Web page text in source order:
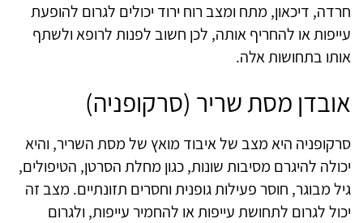
חרדה, דיכאון, מתח ומצב רוח ירוד יכולים לגרום להופעת
עייפות או להחריף אותה, לכן חשוב לפנות לרופא ולשתף
אותו בתחושות אלה.
אובדן מסת שריר (סרקופניה)
סרקופניה היא מצב של איבוד מואץ של מסת השריר, והיא
יכולה להיגרם מסיבות שונות, כגון מחלת הסרטן, הטיפולים,
גיל מבוגר, חוסר פעילות גופנית וחסרים תזונתיים. מצב זה
יכול לגרום לתחושת עייפות או להחמיר עייפות, ולגרום